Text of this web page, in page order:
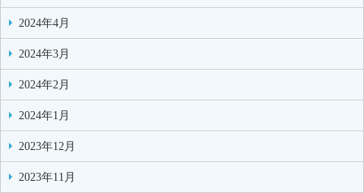
2024年4月
2024年3月
2024年2月
2024年1月
2023年12月
2023年11月